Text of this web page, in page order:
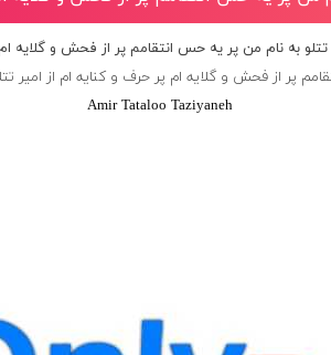
تتلو به نام من پر یه حس انتقامم پر از فحش و گلایه
پر از فحش و گلایه ام پر حرف و کنایه ام از امیر
Amir Tataloo Taziyaneh